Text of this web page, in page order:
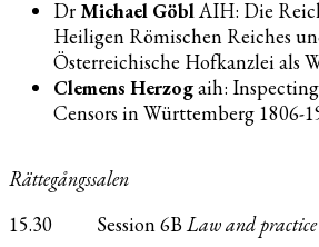
Dr Michael GöblAIH: Die
Heiligen Römischen Reiches
Österreichische Hofkanzlei als
Clemens Herzogaih:
Censors in Württemberg 1806-
Rättegångssalen
15.30 Session 6BLaw and